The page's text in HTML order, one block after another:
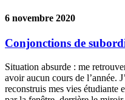
6 novembre 2020
Conjonctions de
Situation absurde : me
avoir aucun cours de l’année.
reconstruis mes vies étudiante